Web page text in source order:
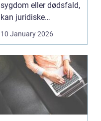
sygdom eller dødsfald,
kan juridiske
spørgsmål hurtigt
vokse si...
10 January 2026